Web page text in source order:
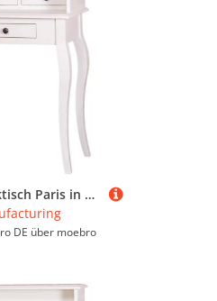
Ihr Kind unbedingt ein
gewissen Alter sind
Damit einher geht
. Ansonsten
allem genügend
wollen am Ende
werden können, damit
nächtlichen
verletzt.
Kleiner Schminktisch Paris in Landhausoptik natur (unlackiert)
DE über moebro